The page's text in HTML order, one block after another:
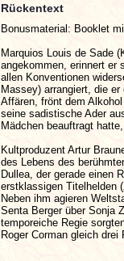
Rückentext
Bonusmaterial: Booklet
Marquios Louis de Sade
angekommen, erinnert er
allen Konventionen
Massey) arrangiert, die
Affären, frönt dem
seine sadistische Ader
Mädchen beauftragt
Kultproduzent Artur
des Lebens des
Dullea, der gerade einen
erstklassigen Titelhelden
Neben ihm agieren
Senta Berger über Sonja
temporeiche Regie
Roger Corman gleich